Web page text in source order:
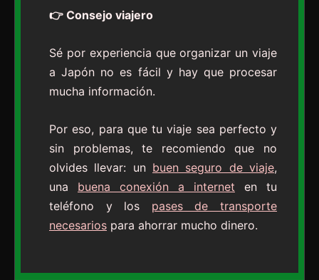
👉 Consejo viajero
Sé por experiencia que organizar un viaje
a Japón no es fácil y hay que procesar
mucha información.
Por eso, para que tu viaje sea perfecto y
sin problemas, te recomiendo que no
olvides llevar: un buen seguro de viaje,
una
buena conexión a internet
en tu
teléfono y los
pases de transporte
necesarios para ahorrar mucho dinero.